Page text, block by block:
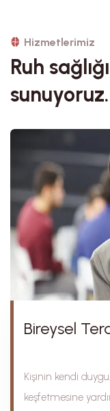
Hizmetlerimiz
Ruh
sunuyoruz.
Bireysel
Kişinin kendi
keşfetmesine